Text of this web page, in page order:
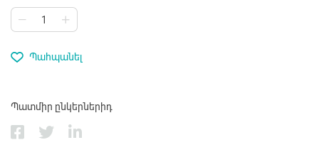
Պահպանել
Պատմիր ընկերներիդ